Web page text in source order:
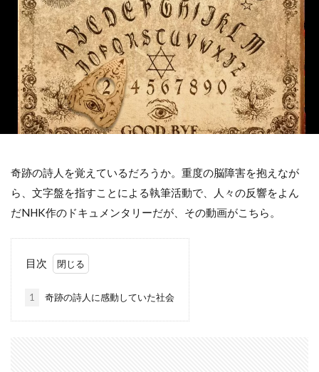
奇跡の詩人を覚えているだろうか。重度の脳障害を抱えなが
ら、文字盤を指すことによる執筆活動で、人々の反響をよん
だNHK作のドキュメンタリーだが、その動画がこちら。
目次
1 奇跡の詩人に感動していた社会